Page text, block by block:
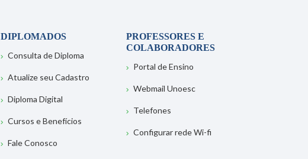
DIPLOMADOS
Consulta de Diploma
Atualize seu Cadastro
Diploma Digital
Cursos e Benefícios
Fale Conosco
PROFESSORES E
COLABORADORES
Portal de Ensino
Webmail Unoesc
Telefones
Configurar rede Wi-fi